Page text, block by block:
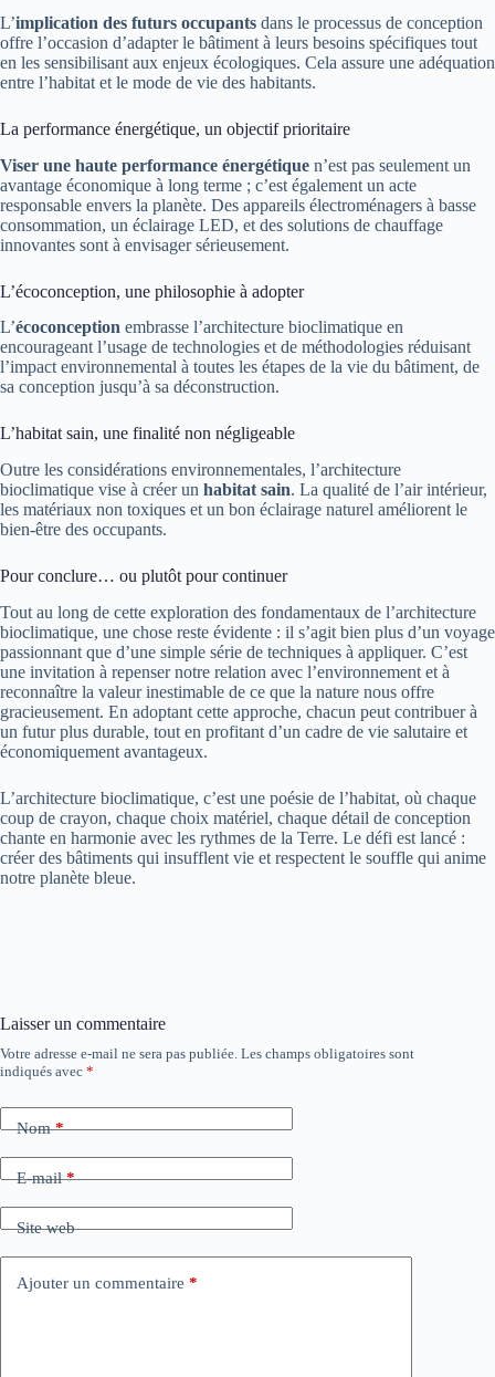
L’implication des futurs occupants dans le processus de conception
offre l’occasion d’adapter le bâtiment à leurs besoins spécifiques tout
en les sensibilisant aux enjeux écologiques. Cela assure une adéquation
entre l’habitat et le mode de vie des habitants.
La performance énergétique, un objectif prioritaire
Viser une haute performance énergétique n’est pas seulement un
avantage économique à long terme ; c’est également un acte
responsable envers la planète. Des appareils électroménagers à basse
consommation, un éclairage LED, et des solutions de chauffage
innovantes sont à envisager sérieusement.
L’écoconception, une philosophie à adopter
L’écoconception embrasse l’architecture bioclimatique en
encourageant l’usage de technologies et de méthodologies réduisant
l’impact environnemental à toutes les étapes de la vie du bâtiment, de
sa conception jusqu’à sa déconstruction.
L’habitat sain, une finalité non négligeable
Outre les considérations environnementales, l’architecture
bioclimatique vise à créer un habitat sain. La qualité de l’air intérieur,
les matériaux non toxiques et un bon éclairage naturel améliorent le
bien-être des occupants.
Pour conclure… ou plutôt pour continuer
Tout au long de cette exploration des fondamentaux de l’architecture
bioclimatique, une chose reste évidente : il s’agit bien plus d’un voyage
passionnant que d’une simple série de techniques à appliquer. C’est
une invitation à repenser notre relation avec l’environnement et à
reconnaître la valeur inestimable de ce que la nature nous offre
gracieusement. En adoptant cette approche, chacun peut contribuer à
un futur plus durable, tout en profitant d’un cadre de vie salutaire et
économiquement avantageux.
L’architecture bioclimatique, c’est une poésie de l’habitat, où chaque
coup de crayon, chaque choix matériel, chaque détail de conception
chante en harmonie avec les rythmes de la Terre. Le défi est lancé :
créer des bâtiments qui insufflent vie et respectent le souffle qui anime
notre planète bleue.
Laisser un commentaire
Votre adresse e-mail ne sera pas publiée. Les champs obligatoires sont
indiqués avec *
Nom*
E-mail*
Site web
Ajouter un commentaire *